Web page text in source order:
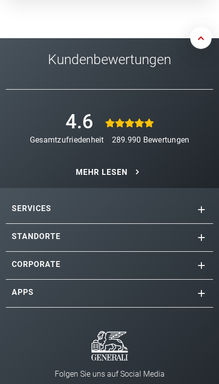
Kundenbewertungen
4.6
Gesamtzufriedenheit 289.990 Bewertungen
MEHR LESEN
SERVICES
STANDORTE
CORPORATE
APPS
Folgen Sie uns auf Social Media